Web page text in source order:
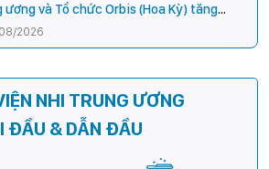
ương và Tổ chức Orbis (Hoa Kỳ) tăng
hợp tác, mở rộng cơ hội bảo vệ thị lực
em Việt Nam
2026
NHI TRUNG ƯƠNG
ĐẦU & DẪN ĐẦU